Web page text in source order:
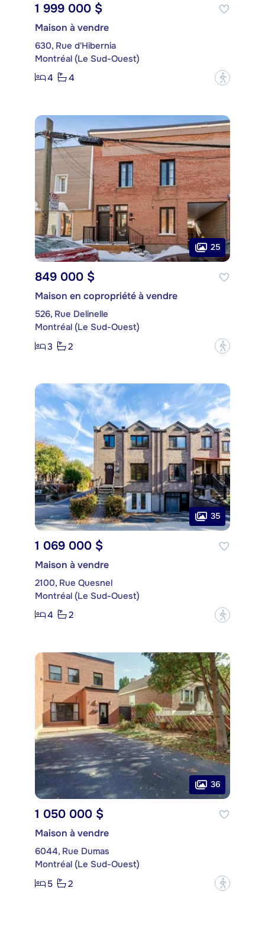
1 999 000 $
Maison à vendre
630, Rue d'Hibernia
Montréal (Le Sud-Ouest)
4
4 ?
25
849 000 $
Maison en copropriété à vendre
526, Rue Delinelle
Montréal (Le Sud-Ouest)
3
2 ?
35
1 069 000 $
Maison à vendre
2100, Rue Quesnel
Montréal (Le Sud-Ouest)
4
2 ?
36
1 050 000 $
Maison à vendre
6044, Rue Dumas
Montréal (Le Sud-Ouest)
5
2 ?